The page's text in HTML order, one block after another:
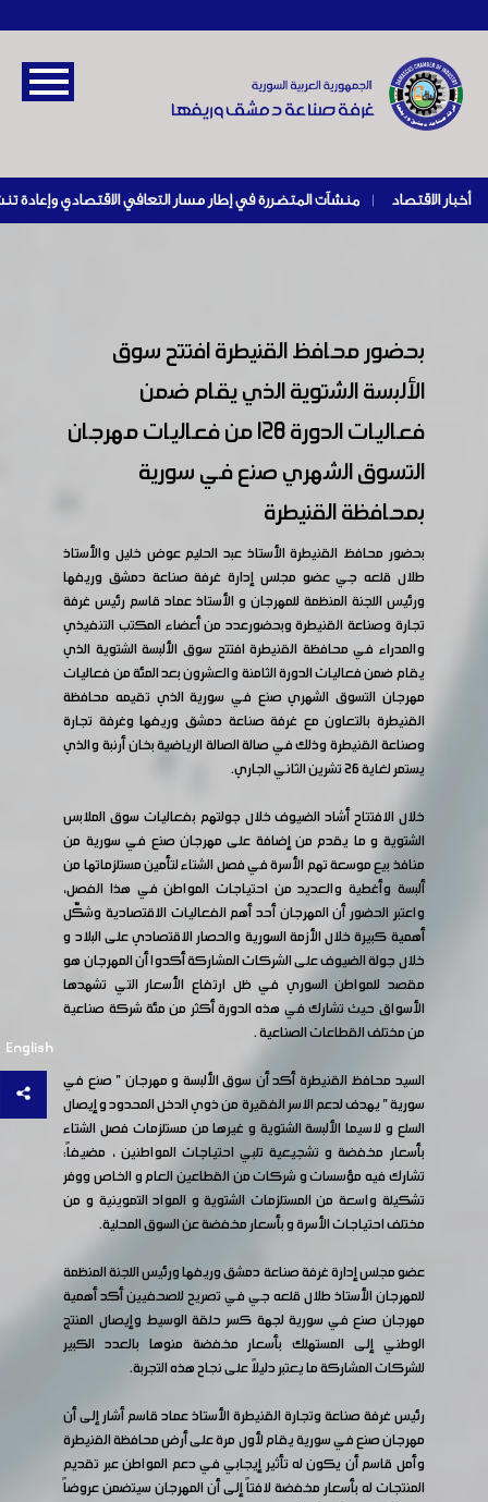
أخبار الاقتصاد |
English
بحضور محافظ القنيطرة افتتح سوق
الألبسة الشتوية الذي يقام ضمن
فعاليات الدورة 128 من فعاليات مهرجان
التسوق الشهري صنع في سورية
بمحافظة القنيطرة
بحضور محافظ القنيطرة الأستاذ عبد الحليم عوض خليل والأستاذ
طلال قلعه جي عضو مجلس إدارة غرفة صناعة دمشق وريفها
ورئيس اللجنة المنظمة للمهرجان و الأستاذ عماد قاسم رئيس غرفة
تجارة وصناعة القنيطرة وبحضورعدد من أعضاء المكتب التنفيذي
والمدراء في محافظة القنيطرة افتتح سوق الألبسة الشتوية الذي
يقام ضمن فعاليات الدورة الثامنة والعشرون بعد المئة من فعاليات
مهرجان التسوق الشهري صنع في سورية الذي تقيمه محافظة
القنيطرة بالتعاون مع غرفة صناعة دمشق وريفها وغرفة تجارة
وصناعة القنيطرة وذلك في صالة الصالة الرياضية بخان أرنبة والذي
يستمر لغاية 26 تشرين الثاني الجاري.
خلال الافتتاح أشاد الضيوف خلال جولتهم بفعاليات سوق الملابس
الشتوية و ما يقدم من إضافة على مهرجان صنع في سورية من
منافذ بيع موسعة تهم الأسرة في فصل الشتاء لتأمين مستلزماتها من
ألبسة وأغطية والعديد من احتياجات المواطن في هذا الفصل،
واعتبر الحضور أن المهرجان أحد أهم الفعاليات الاقتصادية وشكّل
أهمية كبيرة خلال الأزمة السورية والحصار الاقتصادي على البلاد و
خلال جولة الضيوف على الشركات المشاركة أكدوا أن المهرجان هو
مقصد للمواطن السوري في ظل ارتفاع الأسعار التي تشهدها
الأسواق حيث تشارك في هذه الدورة أكثر من مئة شركة صناعية
من مختلف القطاعات الصناعية .
السيد محافظ القنيطرة أكد أن سوق الألبسة و مهرجان " صنع في
سورية " يهدف لدعم الاسر الفقيرة من ذوي الدخل المحدود و إيصال
السلع و لاسيما الألبسة الشتوية و غيرها من مستلزمات فصل الشتاء
بأسعار مخفضة و تشجيعية تلبي احتياجات المواطنين ، مضيفاً:
تشارك فيه مؤسسات و شركات من القطاعين العام و الخاص ووفر
تشكيلة واسعة من المستلزمات الشتوية و المواد التموينية و من
مختلف احتياجات الأسرة و بأسعار مخفضة عن السوق المحلية.
عضو مجلس إدارة غرفة صناعة دمشق وريفها ورئيس اللجنة المنظمة
للمهرجان الأستاذ طلال قلعه جي في تصريح للصحفيين أكد أهمية
مهرجان صنع في سورية لجهة كسر حلقة الوسيط وإيصال المنتج
الوطني إلى المستهلك بأسعار مخفضة منوها بالعدد الكبير
للشركات المشاركة ما يعتبر دليلاً على نجاح هذه التجربة.
رئيس غرفة صناعة وتجارة القنيطرة الأستاذ عماد قاسم أشار إلى أن
مهرجان صنع في سورية يقام لأول مرة على أرض محافظة القنيطرة
وأمل قاسم أن يكون له تأثير إيجابي في دعم المواطن عبر تقديم
المنتجات له بأسعار مخفضة لافتاً إلى أن المهرجان سيتضمن عروضاً